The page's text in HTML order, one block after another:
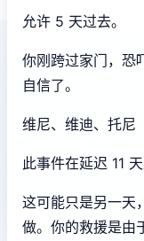
允许 5 天过去。
你刚跨过家门，恐
自信了。
维尼、维迪、托尼
此事件在延迟 11
这可能只是另一天
做。你的救援是由